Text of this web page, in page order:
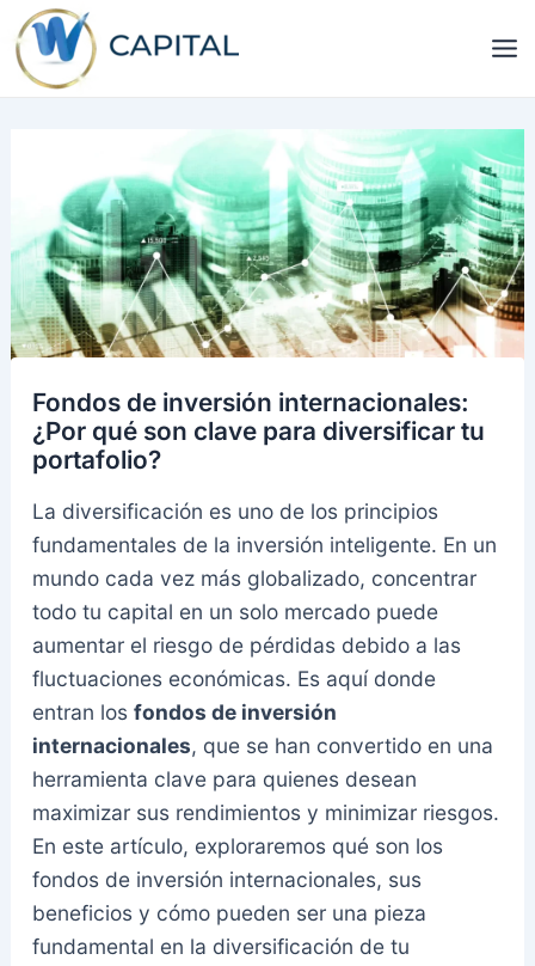
contenido
Fondos de inversión internacionales:
¿Por qué son clave para diversificar tu
portafolio?
La diversificación es uno de los principios
fundamentales de la inversión inteligente. En un
mundo cada vez más globalizado, concentrar
todo tu capital en un solo mercado puede
aumentar el riesgo de pérdidas debido a las
fluctuaciones económicas. Es aquí donde
entran los fondos de inversión
internacionales, que se han convertido en una
herramienta clave para quienes desean
maximizar sus rendimientos y minimizar riesgos.
En este artículo, exploraremos qué son los
fondos de inversión internacionales, sus
beneficios y cómo pueden ser una pieza
fundamental en la diversificación de tu
Navegación
de
entradas